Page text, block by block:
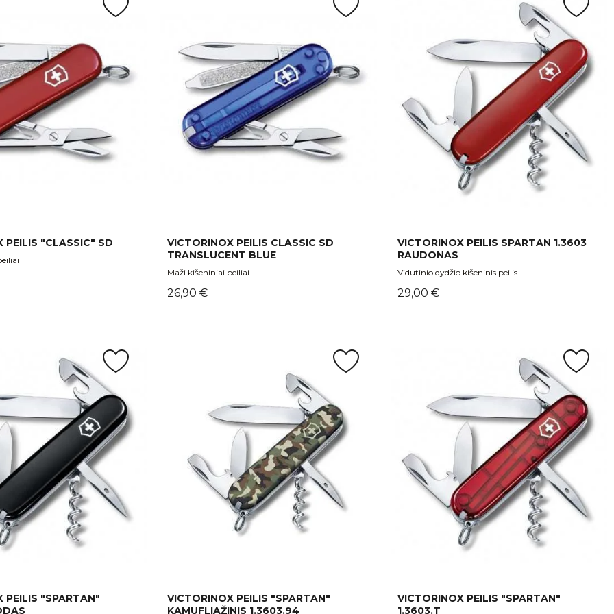
PEILIS "CLASSIC" SD
VICTORINOX PEILIS CLASSIC SD
TRANSLUCENT BLUE
Maži kišeniniai peiliai
Kaina
26,90 €
VICTORINOX PEILIS SPARTAN 1.3603
RAUDONAS
Vidutinio dydžio kišeninis peilis
Kaina
29,00 €
PEILIS "SPARTAN"
VICTORINOX PEILIS "SPARTAN"
KAMUFLIAŽINIS 1.3603.94
VICTORINOX PEILIS "SPARTAN"
1.3603.T